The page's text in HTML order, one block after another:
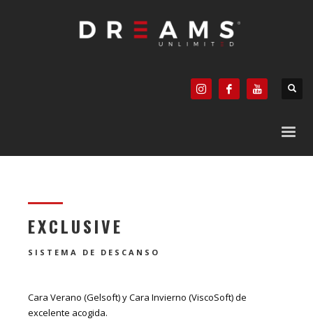
EXCLUSIVE
SISTEMA DE DESCANSO
Cara Verano (Gelsoft) y Cara Invierno (ViscoSoft) de
excelente acogida.